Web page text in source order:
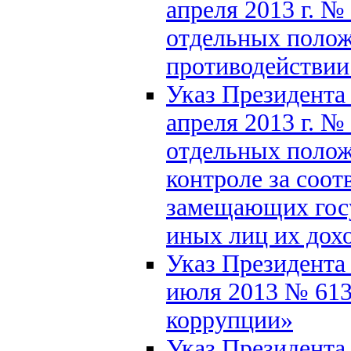
апреля 2013 г.
отдельных
Указ
апреля 2013 г.
отдельных
контроле за
замещающих
иных лиц их
Указ
июля 2013 №
коррупции»